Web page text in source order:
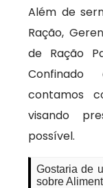
Além de
Ração,
de Ração
Confinado
contamos
visando
possível.
Gostaria de
sobre